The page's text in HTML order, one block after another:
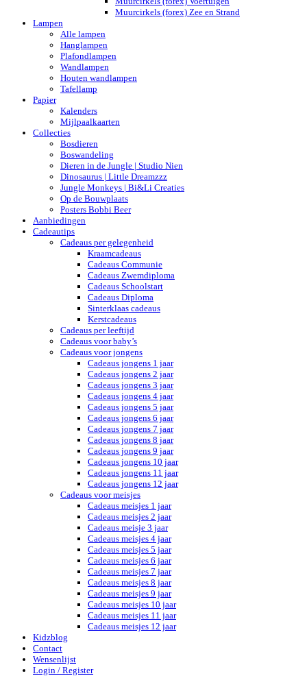
Muurcirkels (forex) Zee en Strand
Lampen
Alle lampen
Hanglampen
Plafondlampen
Wandlampen
Houten wandlampen
Tafellamp
Papier
Kalenders
Mijlpaalkaarten
Collecties
Bosdieren
Boswandeling
Dieren in de Jungle | Studio Nien
Dinosaurus | Little Dreamzzz
Jungle Monkeys | Bi&Li Creaties
Op de Bouwplaats
Posters Bobbi Beer
Aanbiedingen
Cadeautips
Cadeaus per gelegenheid
Kraamcadeaus
Cadeaus Communie
Cadeaus Zwemdiploma
Cadeaus Schoolstart
Cadeaus Diploma
Sinterklaas cadeaus
Kerstcadeaus
Cadeaus per leeftijd
Cadeaus voor baby’s
Cadeaus voor jongens
Cadeaus jongens 1 jaar
Cadeaus jongens 2 jaar
Cadeaus jongens 3 jaar
Cadeaus jongens 4 jaar
Cadeaus jongens 5 jaar
Cadeaus jongens 6 jaar
Cadeaus jongens 7 jaar
Cadeaus jongens 8 jaar
Cadeaus jongens 9 jaar
Cadeaus jongens 10 jaar
Cadeaus jongens 11 jaar
Cadeaus jongens 12 jaar
Cadeaus voor meisjes
Cadeaus meisjes 1 jaar
Cadeaus meisjes 2 jaar
Cadeaus meisje 3 jaar
Cadeaus meisjes 4 jaar
Cadeaus meisjes 5 jaar
Cadeaus meisjes 6 jaar
Cadeaus meisjes 7 jaar
Cadeaus meisjes 8 jaar
Cadeaus meisjes 9 jaar
Cadeaus meisjes 10 jaar
Cadeaus meisjes 11 jaar
Cadeaus meisjes 12 jaar
Kidzblog
Contact
Wensenlijst
Login / Register